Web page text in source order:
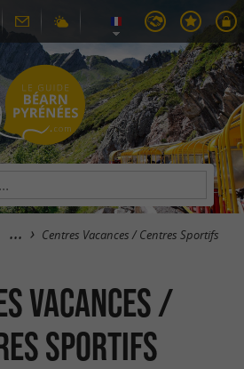
Centres Vacances / Centres Sportifs
Vacances /
Sportifs